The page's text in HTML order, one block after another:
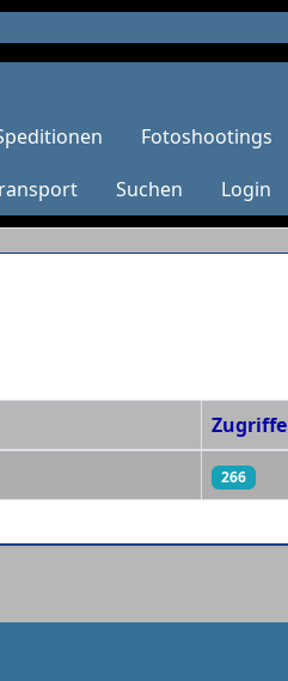
Fotoshootings
Suchen Login
Zugriffe
266